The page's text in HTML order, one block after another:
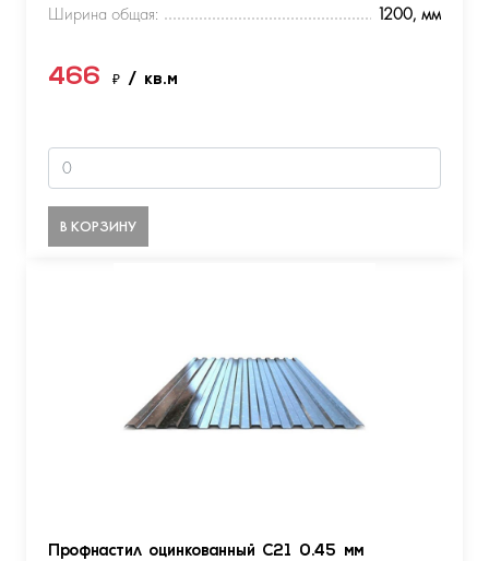
Ширина общая:
1200, мм
466 ₽ / кв.м
В КОРЗИНУ
Профнастил оцинкованный С21 0.45 мм